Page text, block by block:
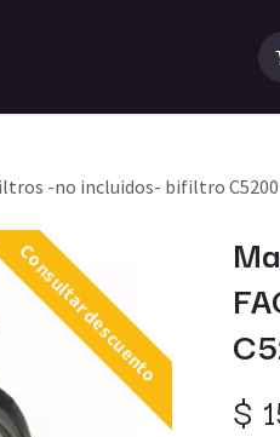
-no incluidos- bifiltro C5200
Consultar descuento
$